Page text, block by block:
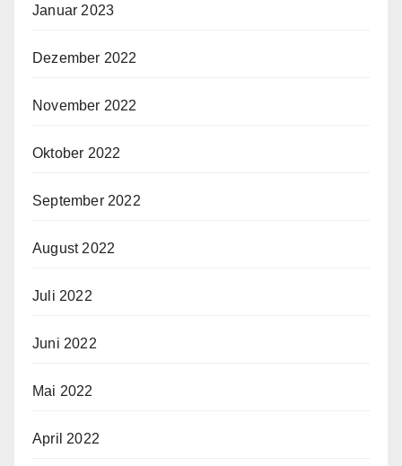
Januar 2023
Dezember 2022
November 2022
Oktober 2022
September 2022
August 2022
Juli 2022
Juni 2022
Mai 2022
April 2022